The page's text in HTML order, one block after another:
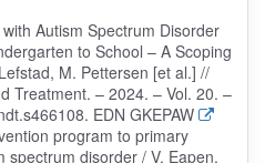
Autism Spectrum Disorder
to School – A Scoping
M. Pettersen [et al.] //
Treatment. – 2024. – Vol. 20. –
EDN GKEPAW
program to primary
spectrum disorder / V. Eapen,